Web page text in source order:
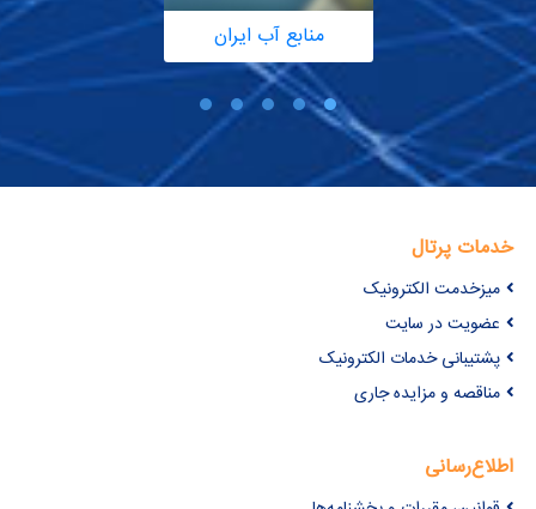
منابع آب ایران
خدمات پرتال
میزخدمت الکترونیک
عضویت در سایت
پشتیبانی خدمات الکترونیک
مناقصه و مزایده جاری
اطلاع‌رسانی